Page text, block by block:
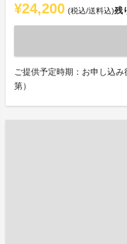
¥24,200 (税込/送料込)残
ご提供予定時期：お申し込
第）